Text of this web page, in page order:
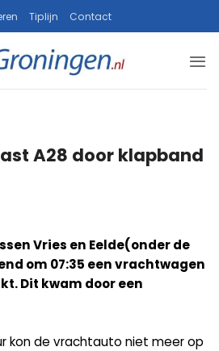
Tiplijn Contact
A28 door klapband
Vries en Eelde(onder de
om 07:35 een vrachtwagen
Dit kwam door een
kon de vrachtauto niet meer op